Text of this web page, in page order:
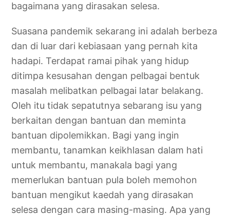
bagaimana yang dirasakan selesa.
Suasana pandemik sekarang ini adalah berbeza
dan di luar dari kebiasaan yang pernah kita
hadapi. Terdapat ramai pihak yang hidup
ditimpa kesusahan dengan pelbagai bentuk
masalah melibatkan pelbagai latar belakang.
Oleh itu tidak sepatutnya sebarang isu yang
berkaitan dengan bantuan dan meminta
bantuan dipolemikkan. Bagi yang ingin
membantu, tanamkan keikhlasan dalam hati
untuk membantu, manakala bagi yang
memerlukan bantuan pula boleh memohon
bantuan mengikut kaedah yang dirasakan
selesa dengan cara masing-masing. Apa yang